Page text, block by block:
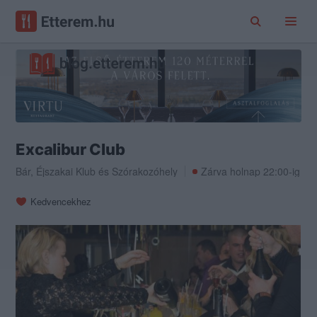
Excalibur Club
Bár, Éjszakai Klub és Szórakozóhely Zárva holnap 22:00-ig
Kedvencekhez